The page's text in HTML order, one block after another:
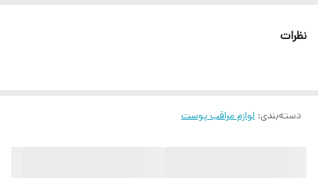
نظرات
دسته‌بندی: لوازم مراقب پوست